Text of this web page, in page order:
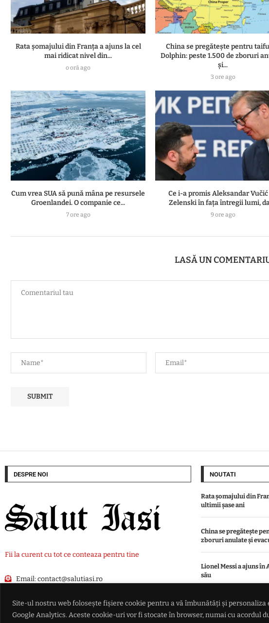
Site-ul nostru web folosește fișiere cookie pentru a vă îmbunătăți și
Google Analytics. Aceste cookie-uri vor fi stocate în browser, numai cu acordul
Rata șomajului din Franța a ajuns la cel
mai ridicat nivel din...
o oră ago
China se pregătește pentru
Dolphin: peste 1.500 de zboruri
și...
3 ore ago
Cum vrea SUA să pună mâna pe resursele
Groenlandei. O companie ce...
7 ore ago
Ce i-a promis Aleksandar
Zelenski în fața întregii lumi,
9 ore ago
LASĂ UN
DESPRE NOI
Fii la curent cu tot ce conteaza pentru tine
Email:contact@salutiasi.ro
NOUTATI
Rata șomajului din
ultimii șase ani
China se pregătește
zboruri anulate și
Lionel Messi a ajuns
său
Nicușor Dan, presat
prealabilă la